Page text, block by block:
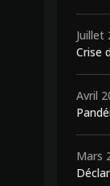
Juillet
Crise
Avril
Mars